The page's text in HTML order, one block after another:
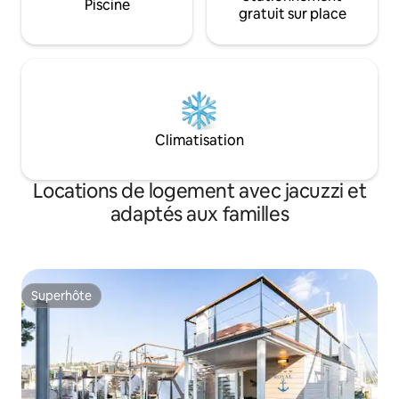
Piscine
gratuit sur place
Climatisation
Locations de logement avec jacuzzi et
adaptés aux familles
Superhôte
Superhôte